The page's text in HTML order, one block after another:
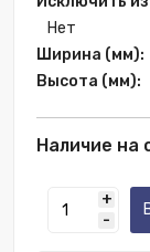
Нет
Ширина (мм):
Высота (мм):
Наличие на
+
-